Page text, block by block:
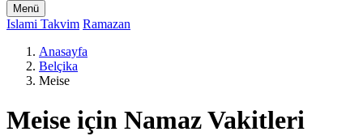
Menü
Islami Takvim Ramazan
Anasayfa
Belçika
Meise
Meise için Namaz Vakitleri